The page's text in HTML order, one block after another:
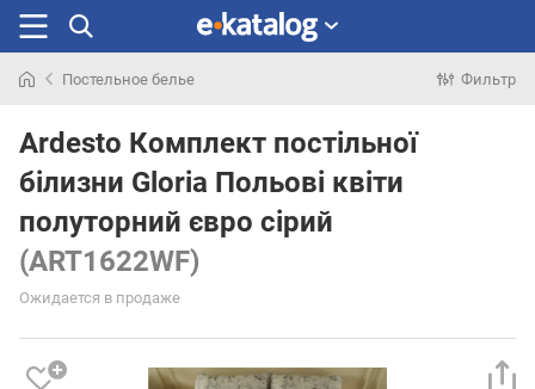
раньше
Постельное белье Фильтр
Ardesto Комплект постільної
білизни Gloria Польові квіти
полуторний євро сірий
(ART1622WF)
Ожидается в продаже